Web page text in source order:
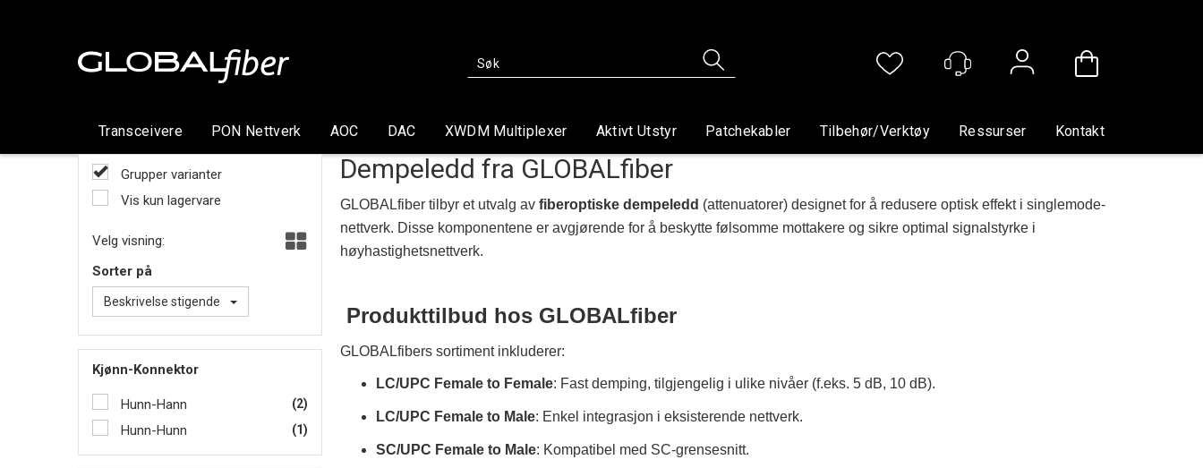
Transceivere PON Nettverk AOC DAC XWDM Multiplexer Aktivt Utstyr Patchekabler Tilbehør/verktøy Ressurser Kontakt
Grupper varianter
Vis kun lagervare
Velg visning:
Sorter på
Beskrivelse stigende
Kjønn-Konnektor
Hunn-Hann (2)
Hunn-Hunn (1)
Dempeledd fra GLOBALfiber
GLOBALfiber tilbyr et utvalg av fiberoptiske dempeledd (attenuatorer) designet for å redusere optisk effekt i singlemode-
nettverk. Disse komponentene er avgjørende for å beskytte følsomme mottakere og sikre optimal signalstyrke i
høyhastighetsnettverk.
Produkttilbud hos GLOBALfiber
GLOBALfibers sortiment inkluderer:
LC/UPC Female to Female: Fast demping, tilgjengelig i ulike nivåer (f.eks. 5 dB, 10 dB).
LC/UPC Female to Male: Enkel integrasjon i eksisterende nettverk.
SC/UPC Female to Male: Kompatibel med SC-grensesnitt.